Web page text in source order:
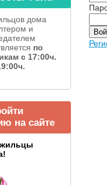
дома
и
по
с 17:00ч.
на сайте